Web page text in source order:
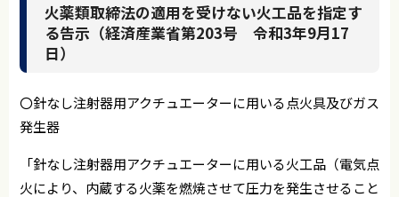
火薬類取締法の適用を受けない火工品を指定す
る告示（経済産業省第203号 令和3年9月17
日）
〇針なし注射器用アクチュエーターに用いる点火具及びガス
発生器
「針なし注射器用アクチュエーターに用いる火工品（電気点
火により、内蔵する火薬を燃焼させて圧力を発生させること